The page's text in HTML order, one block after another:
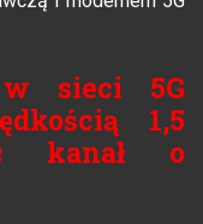
sieci 5G
1,5
kanał o